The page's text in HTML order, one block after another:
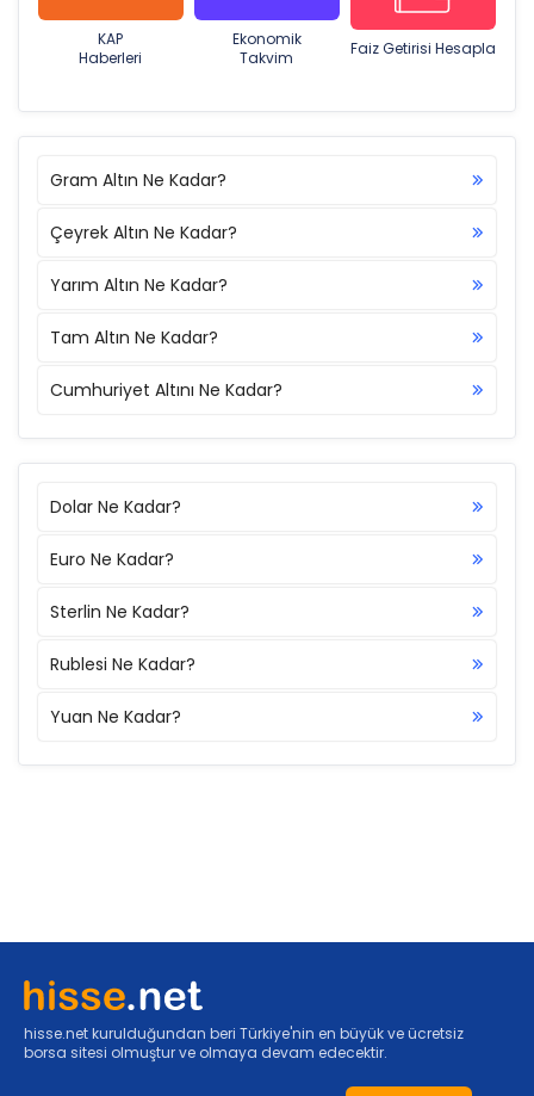
KAP
Haberleri
Ekonomik
Takvim
Faiz Getirisi Hesapla
Gram Altın Ne Kadar?
Çeyrek Altın Ne Kadar?
Yarım Altın Ne Kadar?
Tam Altın Ne Kadar?
Cumhuriyet Altını Ne Kadar?
Dolar Ne Kadar?
Euro Ne Kadar?
Sterlin Ne Kadar?
Rublesi Ne Kadar?
Yuan Ne Kadar?
hisse.net kurulduğundan beri Türkiye'nin en büyük ve ücretsiz
borsa sitesi olmuştur ve olmaya devam edecektir.